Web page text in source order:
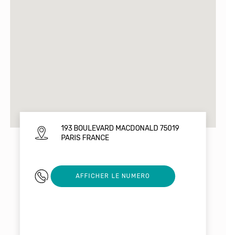
193 BOULEVARD MACDONALD 75019
PARIS FRANCE
0621110492
AFFICHER LE NUMERO